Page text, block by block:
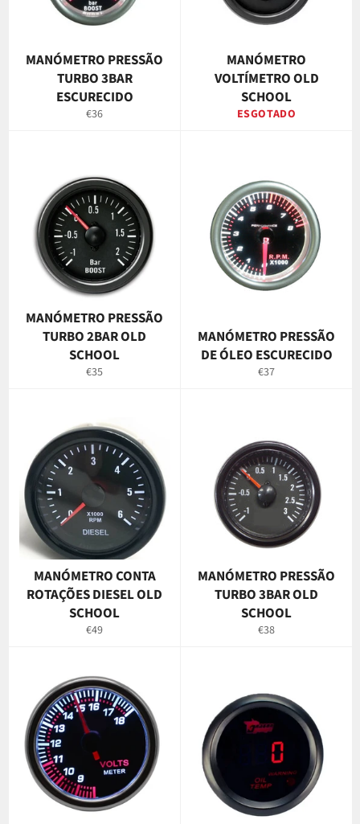
MANÓMETRO PRESSÃO
TURBO 3BAR
ESCURECIDO
Preço
€36
MANÓMETRO
VOLTÍMETRO OLD
SCHOOL
ESGOTADO
MANÓMETRO PRESSÃO
TURBO 2BAR OLD
SCHOOL
Preço
€35
MANÓMETRO PRESSÃO
DE ÓLEO ESCURECIDO
Preço
€37
MANÓMETRO CONTA
ROTAÇÕES DIESEL OLD
SCHOOL
Preço
€49
MANÓMETRO PRESSÃO
TURBO 3BAR OLD
SCHOOL
Preço
€38